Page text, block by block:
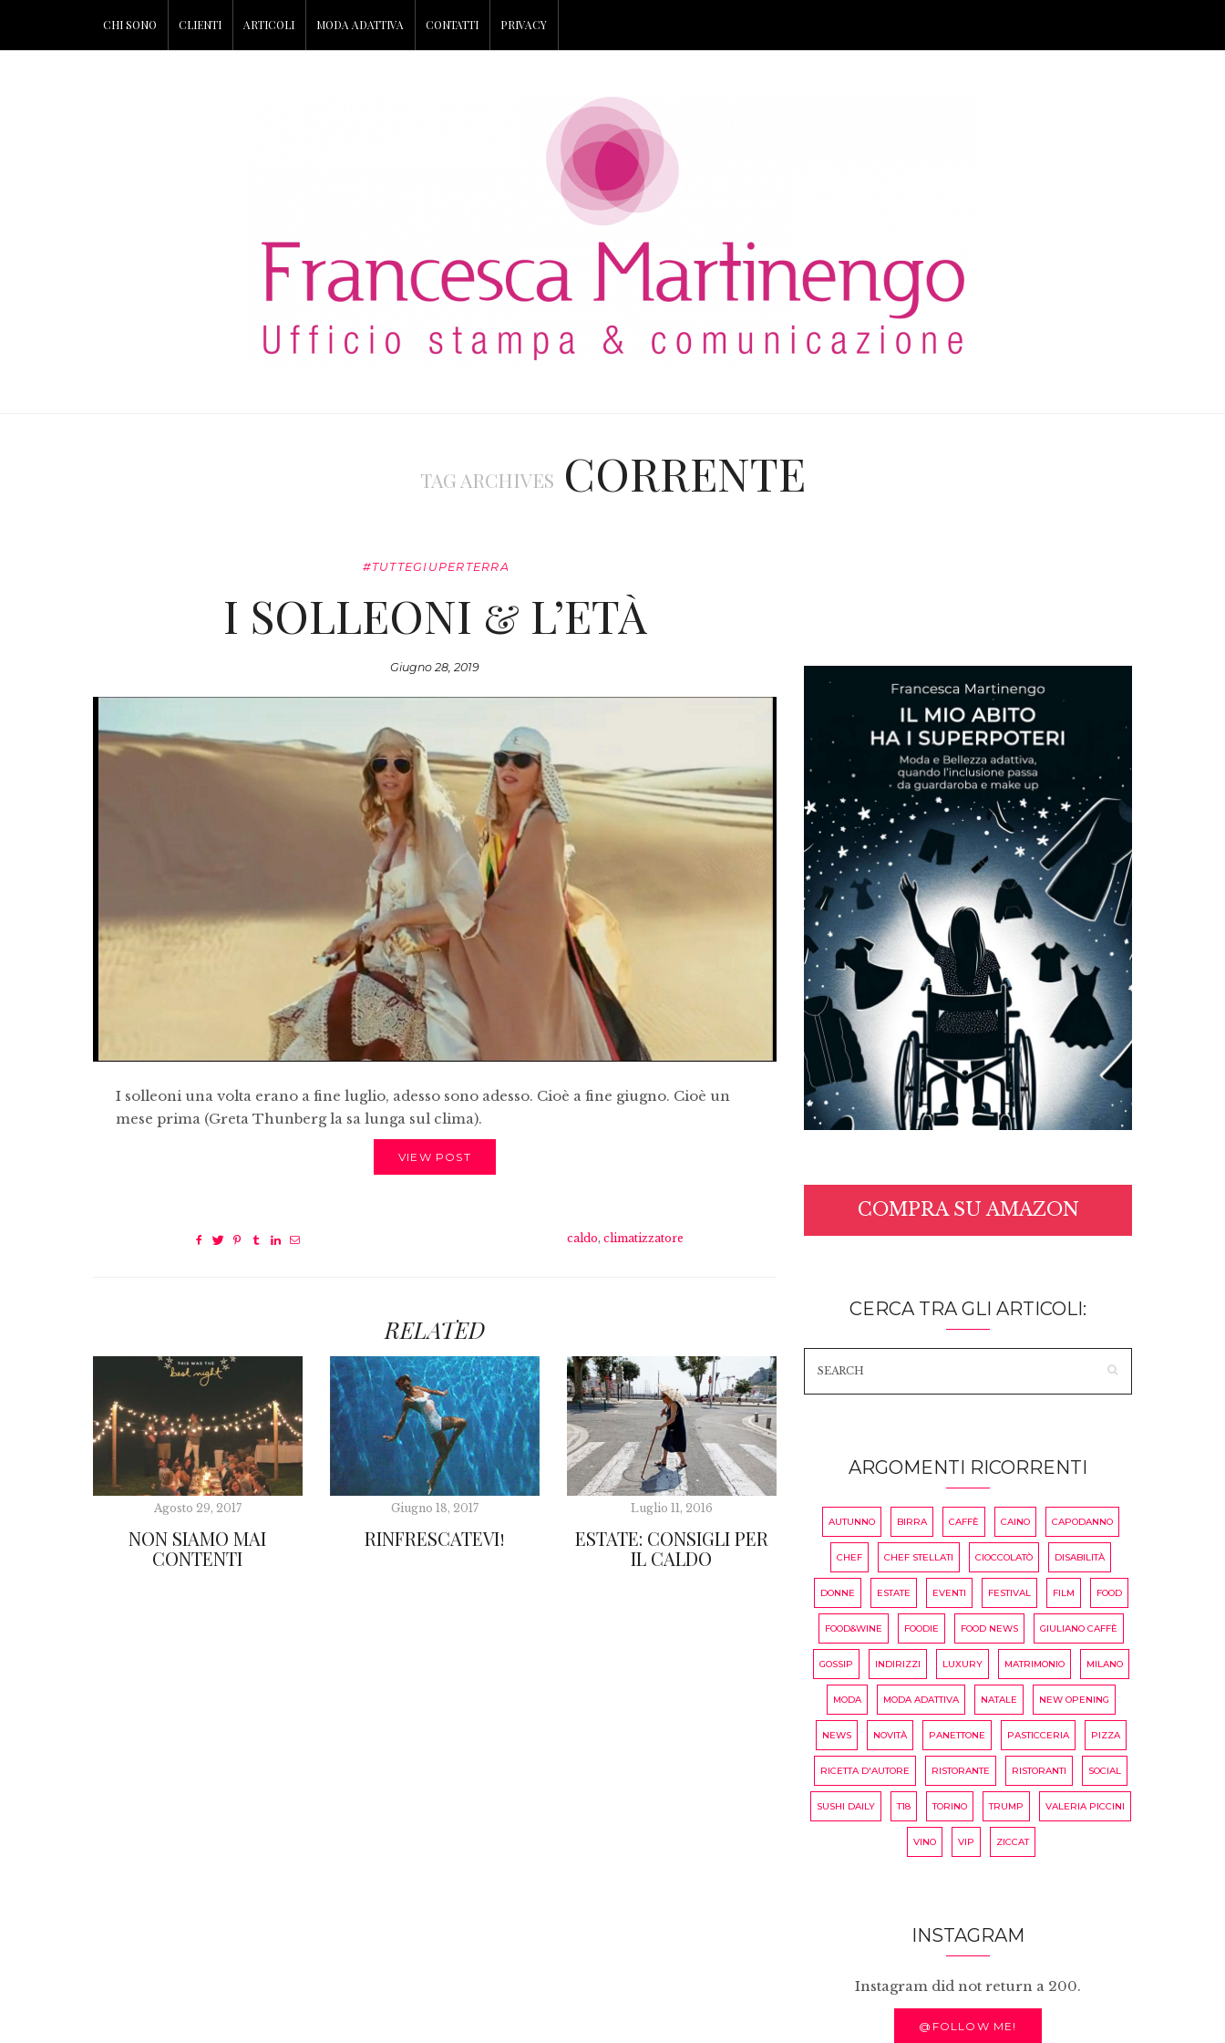
CHI SONO CLIENTI ARTICOLI MODA ADATTIVA CONTATTI PRIVACY
TAG ARCHIVES CORRENTE
#TUTTEGIUPERTERRA
I SOLLEONI & L’ETÀ
Giugno 28, 2019
I solleoni una volta erano a fine luglio, adesso sono adesso. Cioè a fine giugno. Cioè un
mese prima (Greta Thunberg la sa lunga sul clima).
VIEW POST
caldo, climatizzatore
RELATED
Agosto 29, 2017
NON SIAMO MAI
CONTENTI
Giugno 18, 2017
RINFRESCATEVI!
Luglio 11, 2016
ESTATE: CONSIGLI PER
IL CALDO
COMPRA SU AMAZON
CERCA TRA GLI ARTICOLI:
ARGOMENTI RICORRENTI
AUTUNNO BIRRA CAFFÈ CAINO CAPODANNO
CHEF CHEF STELLATI CIOCCOLATÒ DISABILITÀ
DONNE ESTATE EVENTI FESTIVAL FILM FOOD
FOOD&WINE FOODIE FOOD NEWS GIULIANO CAFFÈ
GOSSIP INDIRIZZI LUXURY MATRIMONIO MILANO
MODA MODA ADATTIVA NATALE NEW OPENING
NEWS NOVITÀ PANETTONE PASTICCERIA PIZZA
RICETTA D'AUTORE RISTORANTE RISTORANTI SOCIAL
SUSHI DAILY T18 TORINO TRUMP VALERIA PICCINI
VINO VIP ZICCAT
INSTAGRAM
Instagram did not return a 200.
@FOLLOW ME!